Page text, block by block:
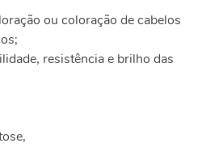
ou coloração de cabelos
resistência e brilho das